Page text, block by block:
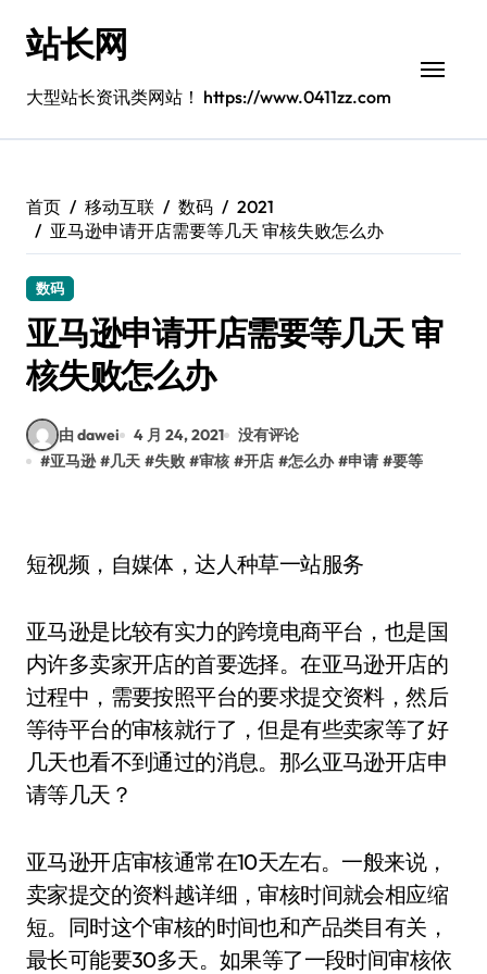
站长网
大型站长资讯类网站！ https://www.0411zz.com
首页 移动互联 数码
2021
亚马逊申请开店需要等几天 审核失败怎么办
数码
亚马逊申请开店需要等几天 审
核失败怎么办
由 dawei 4 月 24, 2021
没有评论
#亚马逊 #几天 #失败 #审核 #开店 #怎么办 #申请 #要等
短视频，自媒体，达人种草一站服务
亚马逊是比较有实力的跨境电商平台，也是国
内许多卖家开店的首要选择。在亚马逊开店的
过程中，需要按照平台的要求提交资料，然后
等待平台的审核就行了，但是有些卖家等了好
几天也看不到通过的消息。那么亚马逊开店申
请等几天？
亚马逊开店审核通常在10天左右。一般来说，
卖家提交的资料越详细，审核时间就会相应缩
短。同时这个审核的时间也和产品类目有关，
最长可能要30多天。如果等了一段时间审核依